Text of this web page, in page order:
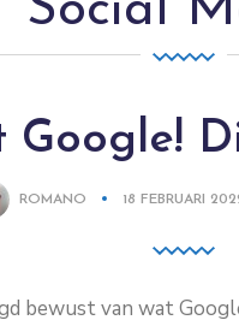
Social
Google!
ROMANO 18 FEBRUARI
bewust van wat